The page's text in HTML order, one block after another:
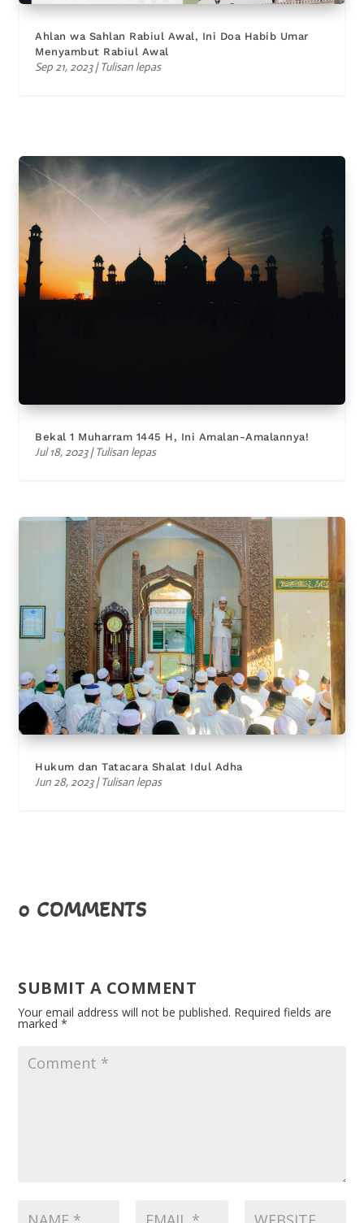
Ahlan wa Sahlan Rabiul Awal, Ini Doa Habib Umar
Menyambut Rabiul Awal
Sep 21, 2023|Tulisan lepas
Bekal 1 Muharram 1445 H, Ini Amalan-Amalannya!
Jul 18, 2023|Tulisan lepas
Hukum dan Tatacara Shalat Idul Adha
Jun 28, 2023|Tulisan lepas
0 COMMENTS
SUBMIT A COMMENT
Your email address will not be published. Required fields are
marked*